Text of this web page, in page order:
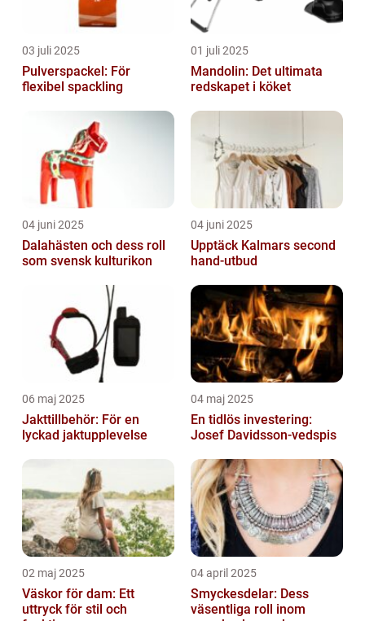
03 juli 2025
Pulverspackel: För
flexibel spackling
01 juli 2025
Mandolin: Det ultimata
redskapet i köket
04 juni 2025
Dalahästen och dess roll
som svensk kulturikon
04 juni 2025
Upptäck Kalmars second
hand-utbud
06 maj 2025
Jakttillbehör: För en
lyckad jaktupplevelse
04 maj 2025
En tidlös investering:
Josef Davidsson-vedspis
02 maj 2025
Väskor för dam: Ett
uttryck för stil och
04 april 2025
Smyckesdelar: Dess
väsentliga roll inom